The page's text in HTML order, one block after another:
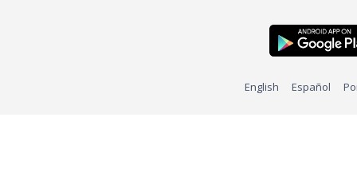
English Español